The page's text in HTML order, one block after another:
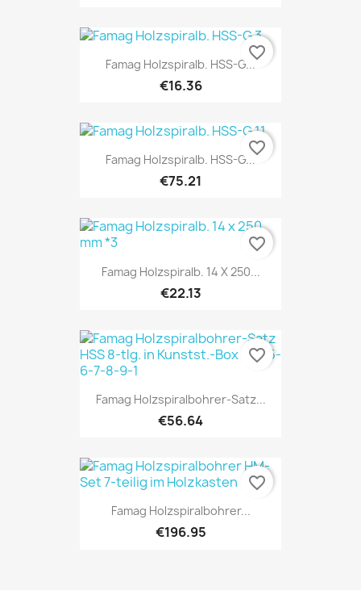
Famag Holzspiralb. HSS-G...
€16.36
favorite_border
Famag Holzspiralb. HSS-G...
€75.21
favorite_border
Famag Holzspiralb. 14 X 250...
€22.13
favorite_border
Famag Holzspiralbohrer-Satz...
€56.64
favorite_border
Famag Holzspiralbohrer...
€196.95
favorite_border